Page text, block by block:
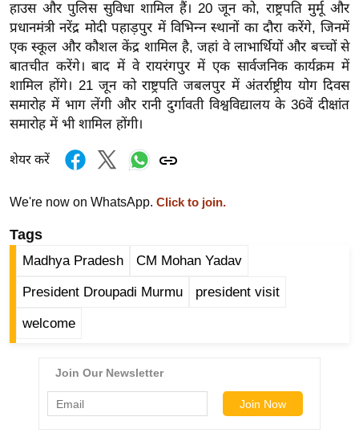
म
नो
रं
ज
न
ज
त
ली
वु
ड
ली
हाउस और पुलिस सुविधा शामिल हैं। 20 जून को, राष्ट्रपति मुर्मू और
प्रधानमंत्री नरेंद्र मोदी पहाड़पुर में विभिन्न स्थानों का दौरा करेंगे, जिनमें
एक स्कूल और कौशल केंद्र शामिल है, जहां वे लाभार्थियों और बच्चों से
बातचीत करेंगे। बाद में वे रायरंगपुर में एक सार्वजनिक कार्यक्रम में
शामिल होंगे। 21 जून को राष्ट्रपति जबलपुर में अंतर्राष्ट्रीय योग दिवस
समारोह में भाग लेंगी और रानी दुर्गावती विश्वविद्यालय के 36वें दीक्षांत
समारोह में भी शामिल होंगी।
शेयर करें
We're now on WhatsApp. Click to join.
Tags
Madhya Pradesh CM Mohan Yadav
President Droupadi Murmu president visit
welcome